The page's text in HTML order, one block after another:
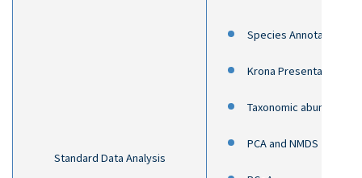
Standard Data Analysis
Species Annotation
Krona Presentation
Taxonomic abundance
PCA and NMDS